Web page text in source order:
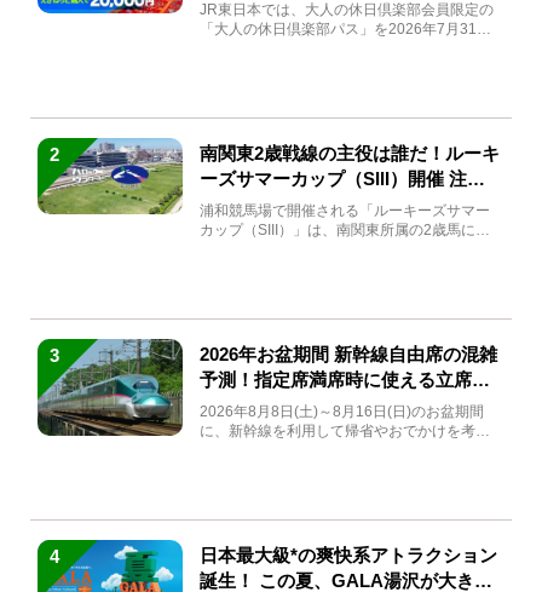
JR東日本では、大人の休日倶楽部会員限定の
「大人の休日倶楽部パス」を2026年7月31日
2
南関東2歳戦線の主役は誰だ！ルーキ
ーズサマーカップ（SIII）開催 注目
馬と見どころをチェック
浦和競馬場で開催される「ルーキーズサマー
カップ（SIII）」は、南関東所属の2歳馬によ
3
2026年お盆期間 新幹線自由席の混雑
予測！指定席満席時に使える立席特
急券も解説
2026年8月8日(土)～8月16日(日)のお盆期間
に、新幹線を利用して帰省やおでかけを考え
4
日本最大級*の爽快系アトラクション
誕生！ この夏、GALA湯沢が大きく